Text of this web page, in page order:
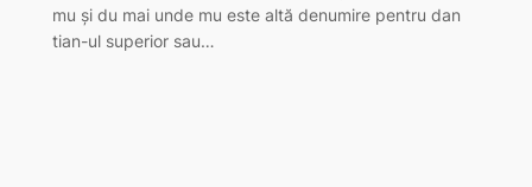
mu și du mai unde mu este altă denumire pentru dan
tian-ul superior sau…